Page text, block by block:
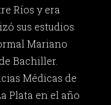
Ríos y era
sus estudios
Mariano
Bachiller.
Médicas de
Plata en el año